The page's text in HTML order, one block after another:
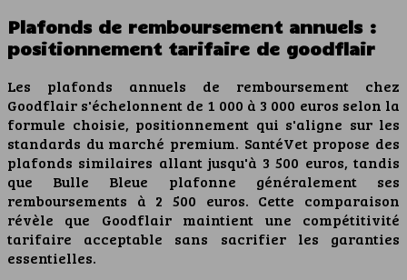
Plafonds de remboursement annuels :
positionnement tarifaire de goodflair
Les plafonds annuels de remboursement chez
Goodflair s'échelonnent de 1 000 à 3 000 euros selon la
formule choisie, positionnement qui s'aligne sur les
standards du marché premium. SantéVet propose des
plafonds similaires allant jusqu'à 3 500 euros, tandis
que Bulle Bleue plafonne généralement ses
remboursements à 2 500 euros. Cette comparaison
révèle que Goodflair maintient une compétitivité
tarifaire acceptable sans sacrifier les garanties
essentielles.